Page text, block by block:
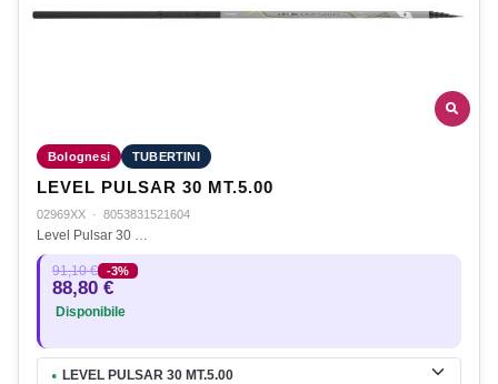
Bolognesi TUBERTINI
LEVEL PULSAR 30 MT.5.00
02969XX · 8053831521604
Level Pulsar 30 …
91,10 € -3%
88,80 €
Disponibile
● LEVEL PULSAR 30 MT.5.00